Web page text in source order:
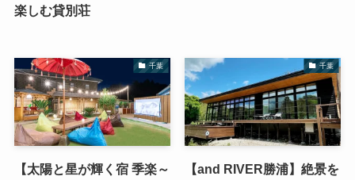
楽しむ貸別荘
千葉
【太陽と星が輝く宿 季楽～
千葉
【and RIVER勝浦】絶景を